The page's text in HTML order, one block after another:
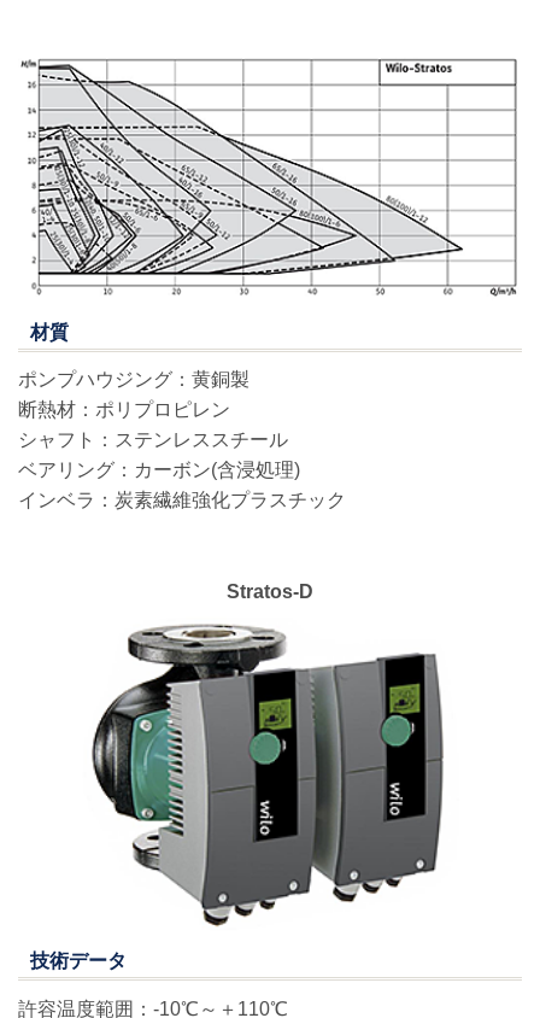
材質
ポンプハウジング：黄銅製
断熱材：ポリプロピレン
シャフト：ステンレススチール
ベアリング：カーボン(含浸処理)
インベラ：炭素繊維強化プラスチック
Stratos-D
技術データ
許容温度範囲：-10℃～＋110℃